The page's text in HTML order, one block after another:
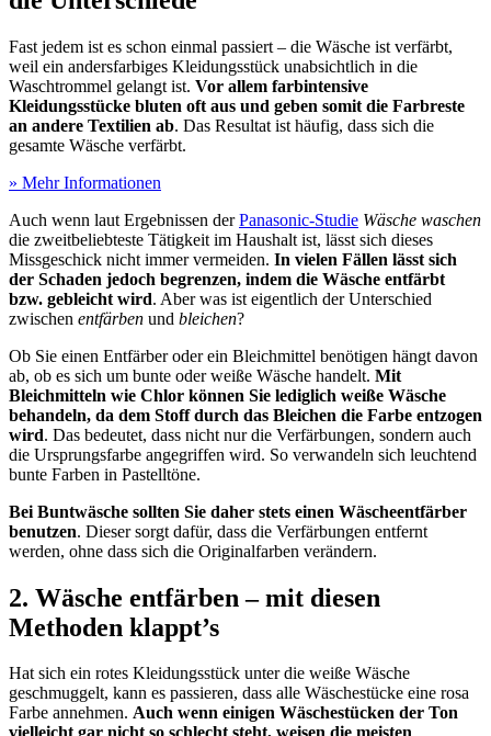
Fast jedem ist es schon einmal passiert – die Wäsche ist verfärbt,
weil ein andersfarbiges Kleidungsstück unabsichtlich in die
Waschtrommel gelangt ist. Vor allem farbintensive
Kleidungsstücke bluten oft aus und geben somit die Farbreste
an andere Textilien ab. Das Resultat ist häufig, dass sich die
gesamte Wäsche verfärbt.
» Mehr Informationen
Auch wenn laut Ergebnissen derPanasonic-Studie Wäsche waschen
die zweitbeliebteste Tätigkeit im Haushalt ist, lässt sich dieses
Missgeschick nicht immer vermeiden. In vielen Fällen lässt sich
der Schaden jedoch begrenzen, indem die Wäsche entfärbt
bzw. gebleicht wird. Aber was ist eigentlich der Unterschied
zwischen entfärben und bleichen?
Ob Sie einen Entfärber oder ein Bleichmittel benötigen hängt davon
ab, ob es sich um bunte oder weiße Wäsche handelt. Mit
Bleichmitteln wie Chlor können Sie lediglich weiße Wäsche
behandeln, da dem Stoff durch das Bleichen die Farbe entzogen
wird. Das bedeutet, dass nicht nur die Verfärbungen, sondern auch
die Ursprungsfarbe angegriffen wird. So verwandeln sich leuchtend
bunte Farben in Pastelltöne.
Bei Buntwäsche sollten Sie daher stets einen Wäscheentfärber
benutzen. Dieser sorgt dafür, dass die Verfärbungen entfernt
werden, ohne dass sich die Originalfarben verändern.
2. Wäsche entfärben – mit diesen
Methoden klappt’s
Hat sich ein rotes Kleidungsstück unter die weiße Wäsche
geschmuggelt, kann es passieren, dass alle Wäschestücke eine rosa
Farbe annehmen. Auch wenn einigen Wäschestücken der Ton